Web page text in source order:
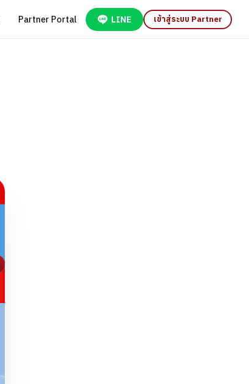
Partner Portal LINE เข้าสู่ระบบ Partner